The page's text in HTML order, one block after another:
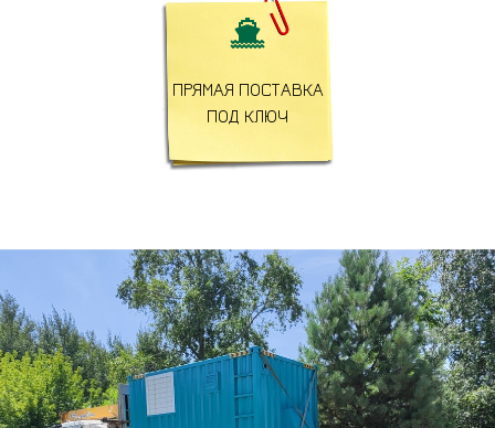

ПРЯМАЯ ПОСТАВКА
ПОД КЛЮЧ